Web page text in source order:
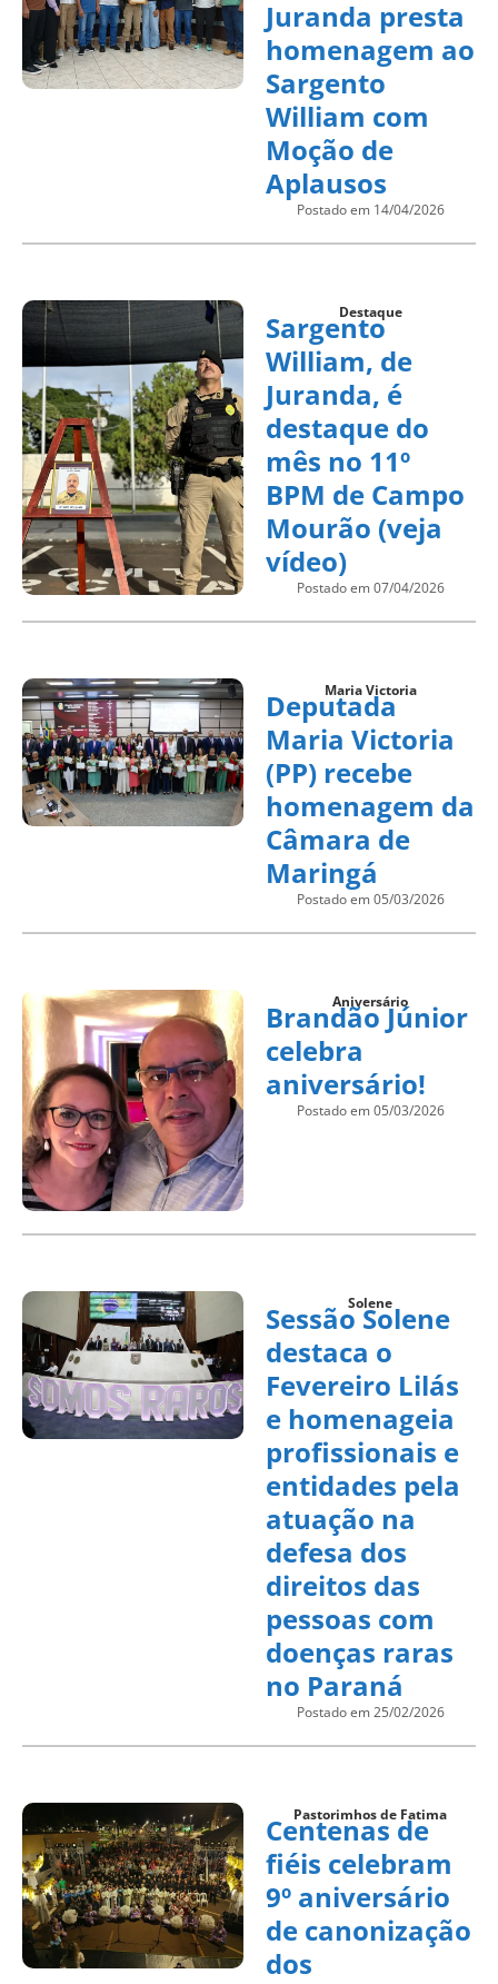
Juranda presta
homenagem ao
Sargento
William com
Moção de
Aplausos
Postado em 14/04/2026
Destaque
Sargento
William, de
Juranda, é
destaque do
mês no 11º
BPM de Campo
Mourão (veja
vídeo)
Postado em 07/04/2026
Maria Victoria
Deputada
Maria Victoria
(PP) recebe
homenagem da
Câmara de
Maringá
Postado em 05/03/2026
Aniversário
Brandão Júnior
celebra
aniversário!
Postado em 05/03/2026
Solene
Sessão Solene
destaca o
Fevereiro Lilás
e homenageia
profissionais e
entidades pela
atuação na
defesa dos
direitos das
pessoas com
doenças raras
no Paraná
Postado em 25/02/2026
Pastorimhos de Fatima
Centenas de
fiéis celebram
9º aniversário
de canonização
dos